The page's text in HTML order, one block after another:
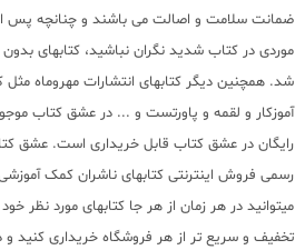
ضمانت سلامت و اصالت می باشند و چنانچه پس
موردی در کتاب شدید نگران نباشید، کتابهای
شد. همچنین دیگر کتابهای انتشارات مهروماه
آموزکار و لقمه و پاورتست و ... در عشق کتاب
رایگان در عشق کتاب قابل خریداری است. عشق
رسمی فروش اینترنتی کتابهای ناشران کمک
میتوانید در هر زمان از هر جا کتابهای مورد نظر
تخفیف و سریع تر از هر فروشگاه خریداری کنید و